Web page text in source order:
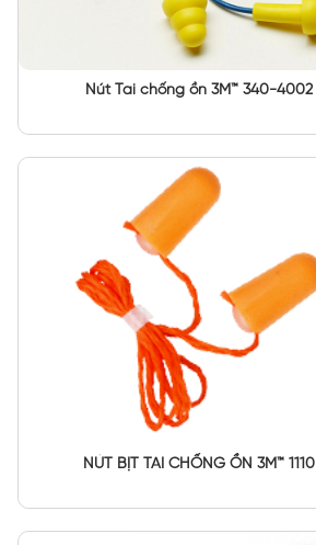
Nút Tai chống ồn 3M™ 340-4002
NÚT BỊT TAI CHỐNG ỒN 3M™ 1110